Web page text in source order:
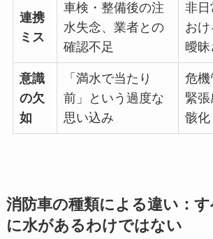
連携
ミス
車検・整備後の注
水失念、業者との
確認不足
非日
お
曖昧
意識
の欠
如
「満水で当たり
前」という過度な
思い込み
危機
緊
骸化
消防車の種類による違い：
に水があるわけではない